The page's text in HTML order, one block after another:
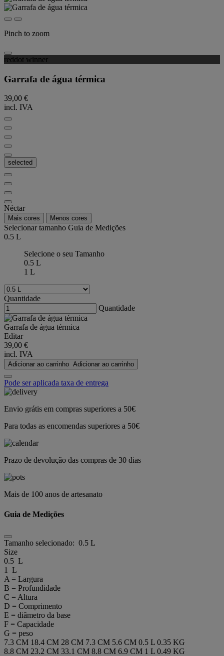
Pinch to zoom
reddot winner
Garrafa de água térmica
39,00 €
incl. IVA
selected
Néctar
Mais cores Menos cores
Selecionar tamanho Guia de Medições
0.5 L
Selecione o seu Tamanho
0.5 L
1 L
Quantidade
Quantidade
Garrafa de água térmica
Editar
39,00 €
incl. IVA
Adicionar ao carrinho Adicionar ao carrinho
Pode ser aplicada taxa de entrega
Envio grátis em compras superiores a 50€
Para todas as encomendas superiores a 50€
Prazo de devolução das compras de 30 dias
Mais de 100 anos de artesanato
Guia de Medições
Tamanho selecionado: 0.5 L
Size
0.5 L
1 L
A = Largura
B = Profundidade
C = Altura
D = Comprimento
E = diâmetro da base
F = Capacidade
G = peso
7.3 CM 18.4 CM 28 CM 7.3 CM 5.6 CM 0.5 L 0.35 KG
8.8 CM 23.2 CM 33.1 CM 8.8 CM 6.9 CM 1 L 0.49 KG